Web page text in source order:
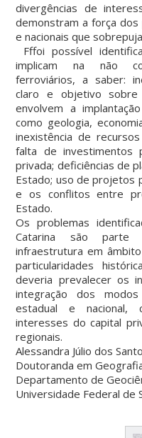
divergências de
demonstram a força
e nacionais que
Fffoi possível
implicam na não
ferroviários, a saber:
claro e objetivo
envolvem a
como geologia,
inexistência de
falta de investimentos
privada; deficiências de
Estado; uso de projetos
e os conflitos entre
Estado.
Os problemas
Catarina são
infraestrutura em
particularidades
deveria prevalecer os
integração dos
estadual e nacional,
interesses do capital
regionais.
Alessandra Júlio dos
Doutoranda em
Departamento de
Universidade Federal de